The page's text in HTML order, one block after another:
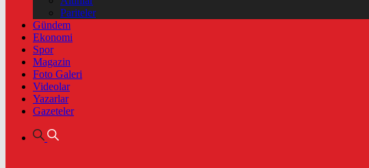
Pariteler
Gündem
Ekonomi
Spor
Magazin
Foto Galeri
Videolar
Yazarlar
Gazeteler